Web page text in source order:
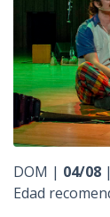
DOM | 04/08 |
Edad